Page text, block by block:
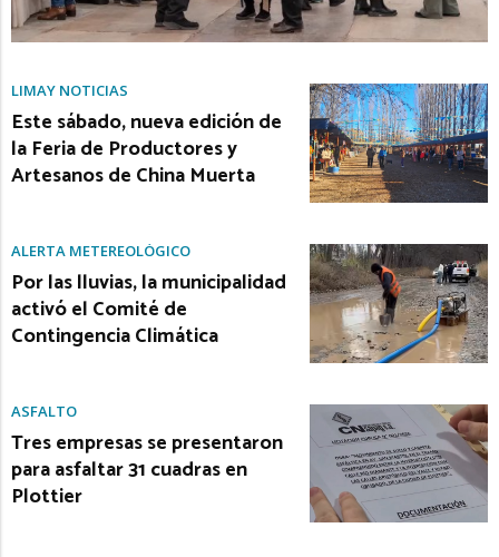
LIMAY NOTICIAS
Este sábado, nueva edición de
la Feria de Productores y
Artesanos de China Muerta
ALERTA METEREOLÓGICO
Por las lluvias, la municipalidad
activó el Comité de
Contingencia Climática
ASFALTO
Tres empresas se presentaron
para asfaltar 31 cuadras en
Plottier